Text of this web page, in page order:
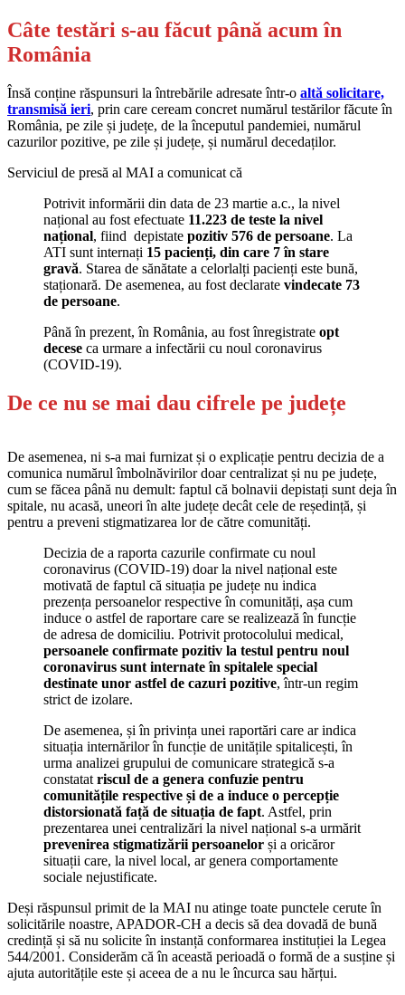
Câte testări s-au făcut până acum în
România
Însă conține răspunsuri la întrebările adresate într-o altă solicitare,
transmisă ieri, prin care ceream concret numărul testărilor făcute în
România, pe zile și județe, de la începutul pandemiei, numărul
cazurilor pozitive, pe zile și județe, și numărul decedaților.
Serviciul de presă al MAI a comunicat că
Potrivit informării din data de 23 martie a.c., la nivel
național au fost efectuate 11.223 de teste la nivel
național, fiind depistate pozitiv 576 de persoane. La
ATI sunt internați 15 pacienți, din care 7 în stare
gravă. Starea de sănătate a celorlalți pacienți este bună,
staționară. De asemenea, au fost declarate vindecate 73
de persoane.
Până în prezent, în România, au fost înregistrate opt
decese ca urmare a infectării cu noul coronavirus
(COVID-19).
De ce nu se mai dau cifrele pe județe
De asemenea, ni s-a mai furnizat și o explicație pentru decizia de a
comunica numărul îmbolnăvirilor doar centralizat și nu pe județe,
cum se făcea până nu demult: faptul că bolnavii depistați sunt deja în
spitale, nu acasă, uneori în alte județe decât cele de reședință, și
pentru a preveni stigmatizarea lor de către comunități.
Decizia de a raporta cazurile confirmate cu noul
coronavirus (COVID-19) doar la nivel național este
motivată de faptul că situația pe județe nu indica
prezența persoanelor respective în comunități, așa cum
induce o astfel de raportare care se realizează în funcție
de adresa de domiciliu. Potrivit protocolului medical,
persoanele confirmate pozitiv la testul pentru noul
coronavirus sunt internate în spitalele special
destinate unor astfel de cazuri pozitive, într-un regim
strict de izolare.
De asemenea, și în privința unei raportări care ar indica
situația internărilor în funcție de unitățile spitalicești, în
urma analizei grupului de comunicare strategică s-a
constatatriscul de a genera confuzie pentru
comunitățile respective și de a induce o percepție
distorsionată față de situația de fapt. Astfel, prin
prezentarea unei centralizări la nivel național s-a urmărit
prevenirea stigmatizării persoanelor și a oricăror
situații care, la nivel local, ar genera comportamente
sociale nejustificate.
Deși răspunsul primit de la MAI nu atinge toate punctele cerute în
solicitările noastre, APADOR-CH a decis să dea dovadă de bună
credință și să nu solicite în instanță conformarea instituției la Legea
544/2001. Considerăm că în această perioadă o formă de a susține și
ajuta autoritățile este și aceea de a nu le încurca sau hărțui.